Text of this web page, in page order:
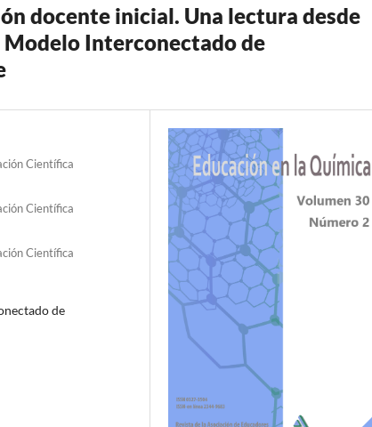
docente inicial. Una lectura desde
Interconectado de
Científica
Científica
Científica
de